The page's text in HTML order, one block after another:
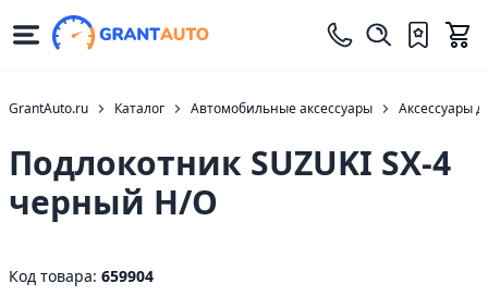
GrantAuto.ru Каталог Автомобильные аксессуары Аксессуары
Подлокотник SUZUKI SX-4
черный Н/О
Код товара: 659904